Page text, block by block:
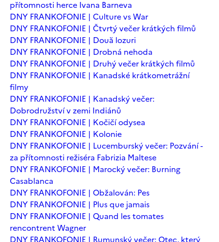
přítomnosti herce Ivana Barneva
DNY FRANKOFONIE | Culture vs War
DNY FRANKOFONIE | Čtvrtý večer krátkých filmů
DNY FRANKOFONIE | Două lozuri
DNY FRANKOFONIE | Drobná nehoda
DNY FRANKOFONIE | Druhý večer krátkých filmů
DNY FRANKOFONIE | Kanadské krátkometrážní
filmy
DNY FRANKOFONIE | Kanadský večer:
Dobrodružství v zemi Indiánů
DNY FRANKOFONIE | Kočičí odysea
DNY FRANKOFONIE | Kolonie
DNY FRANKOFONIE | Lucemburský večer: Pozvání -
za přítomnosti režiséra Fabrizia Maltese
DNY FRANKOFONIE | Marocký večer: Burning
Casablanca
DNY FRANKOFONIE | Obžalován: Pes
DNY FRANKOFONIE | Plus que jamais
DNY FRANKOFONIE | Quand les tomates
rencontrent Wagner
DNY FRANKOFONIE | Rumunský večer: Otec, který